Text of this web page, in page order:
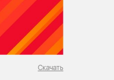
Скачать